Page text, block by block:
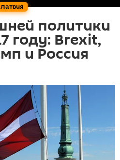
Латвия
политики
году: Brexit,
и Россия